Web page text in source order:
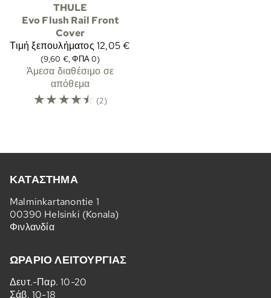
THULE
Evo Flush Rail Front
Cover
Τιμή ξεπουλήματος 12,05 €
(9,60 €, ΦΠΑ 0)
Άμεσα διαθέσιμο σε
απόθεμα
☆☆☆☆☆ (2)
ΚΑΤΆΣΤΗΜΑ
Malminkartanontie 1
00390 Helsinki (Konala)
Φινλανδία
ΩΡΆΡΙΟ ΛΕΙΤΟΥΡΓΊΑΣ
Δευτ.-Παρ. 10-20
Σάβ. 10-18